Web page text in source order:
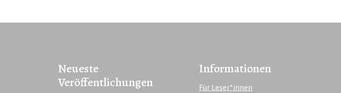
Neueste
Veröffentlichungen
Informationen
Für Leser*innen